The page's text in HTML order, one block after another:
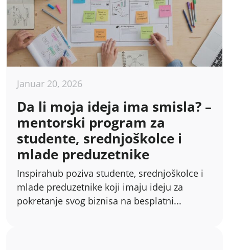
Januar 20, 2026
Da li moja ideja ima smisla? –
mentorski program za
studente, srednjoškolce i
mlade preduzetnike
Inspirahub poziva studente, srednjoškolce i
mlade preduzetnike koji imaju ideju za
pokretanje svog biznisa na besplatni...